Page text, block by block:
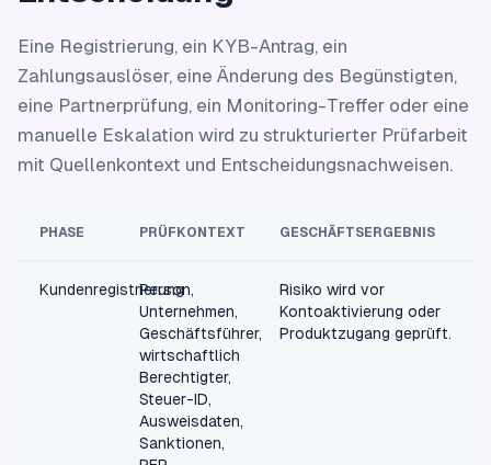
Eine Registrierung, ein KYB-Antrag, ein
Zahlungsauslöser, eine Änderung des Begünstigten,
eine Partnerprüfung, ein Monitoring-Treffer oder eine
manuelle Eskalation wird zu strukturierter Prüfarbeit
mit Quellenkontext und Entscheidungsnachweisen.
PHASE PRÜFKONTEXT GESCHÄFTSERGEBNIS
Kundenregistrierung
Person,
Unternehmen,
Geschäftsführer,
wirtschaftlich
Berechtigter,
Steuer-ID,
Ausweisdaten,
Sanktionen,
Risiko wird vor
Kontoaktivierung oder
Produktzugang geprüft.